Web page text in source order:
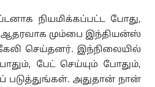
நியமிக்கப்பட்ட போது,
மும்பை இந்தியன்ஸ்
செய்தனர். இந்நிலையில்
பேட் செய்யும் போதும்,
படுத்துங்கள். அதுதான் நான்